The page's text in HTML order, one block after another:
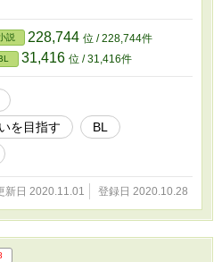
説 228,744 位 / 228,744件
31,416 位 / 31,416件
を目指す
BL
新日 2020.11.01 登録日 2020.10.28